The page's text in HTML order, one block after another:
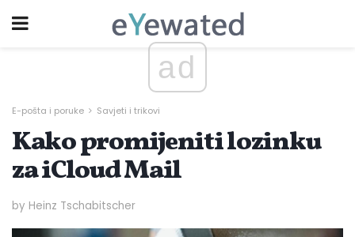
ad
E-pošta i poruke Savjeti i trikovi
Kako promijeniti lozinku
za iCloud Mail
by Heinz Tschabitscher